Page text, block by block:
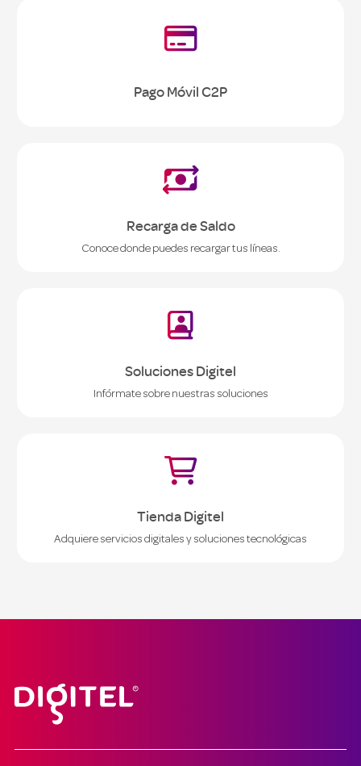

Pago Móvil C2P

Recarga de Saldo
Conoce donde puedes recargar tus líneas.

Soluciones Digitel
Infórmate sobre nuestras soluciones

Tienda Digitel
Adquiere servicios digitales y soluciones tecnológicas